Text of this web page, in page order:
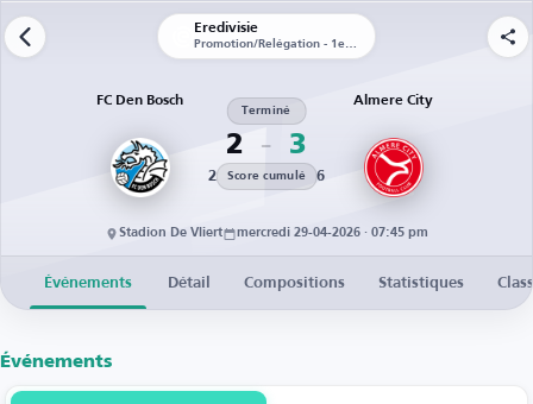
Eredivisie
Promotion/Relégation - 1er tour - Match aller
FC Den Bosch
2
Terminé
3
2 Score cumulé 6
Almere City
Stadion De Vliert mercredi 29-04-2026 · 07:45 pm
Événements Détail Compositions Statistiques
Événements